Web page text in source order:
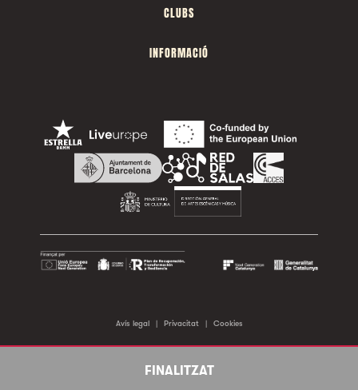
FINALITZAT
CLUBS
INFORMACIÓ
Avís legal | Privacitat | Cookies
©2026 Sala Apolo. Tots els drets reservats.